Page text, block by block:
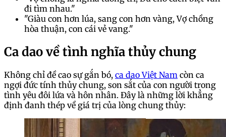
đi tìm nhau."
"Giàu con hơn lúa, sang con hơn vàng, Vợ chồng
hòa thuận, con cái vẻ vang."
Ca dao về tình nghĩa thủy chung
Không chỉ đề cao sự gắn bó, ca dao Việt Nam còn ca
ngợi đức tính thủy chung, son sắt của con người trong
tình yêu đôi lứa và hôn nhân. Đây là những lời khẳng
định đanh thép về giá trị của lòng chung thủy: